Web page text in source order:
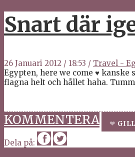
Snart där
26 Januari 2012 / 18:53 / Travel -
Egypten, here we come ♥ kanske
flagna helt och hållet haha.
KOMMENTERA
Dela på: